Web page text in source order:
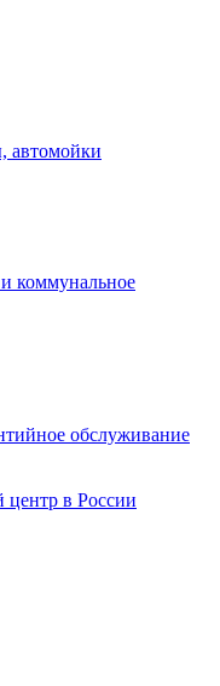
автомойки
коммунальное
обслуживание
в России